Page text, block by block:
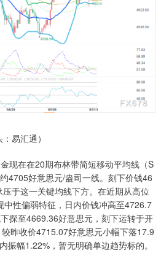
易汇通）
在在20期布林带简短移动平均线（S
4705好意思元/盎司一线。刻下价钱46
于这一关键均线下方。在近期从高位
中性偏弱特征，日内价钱冲高至4726.7
探至4669.36好意思元，刻下运转于开
昨收价4715.07好意思元小幅下落17.9
振幅1.22%，暂无明确单边趋势标的。